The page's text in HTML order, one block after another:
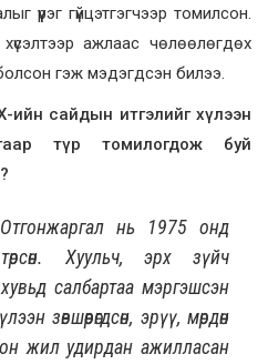
үүрэг гүйцэтгэгчээр томилсон.
ажлаас чөлөөлөгдөх
гэж мэдэгдсэн билээ.
ийн сайдын итгэлийг хүлээн
түр томилогдож буй
нь 1975 онд
Хуульч, эрх зүйч
салбартаа мэргэшсэн
зөвшөөрөгдсөн, эрүү, мөрдөн
жил удирдан ажилласан